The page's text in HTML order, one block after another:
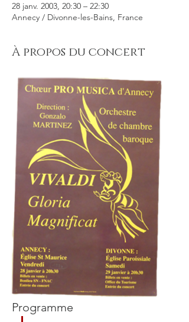
28 janv. 2003, 20:30 – 22:30
Annecy / Divonne-les-Bains, France
À propos du concert
Programme